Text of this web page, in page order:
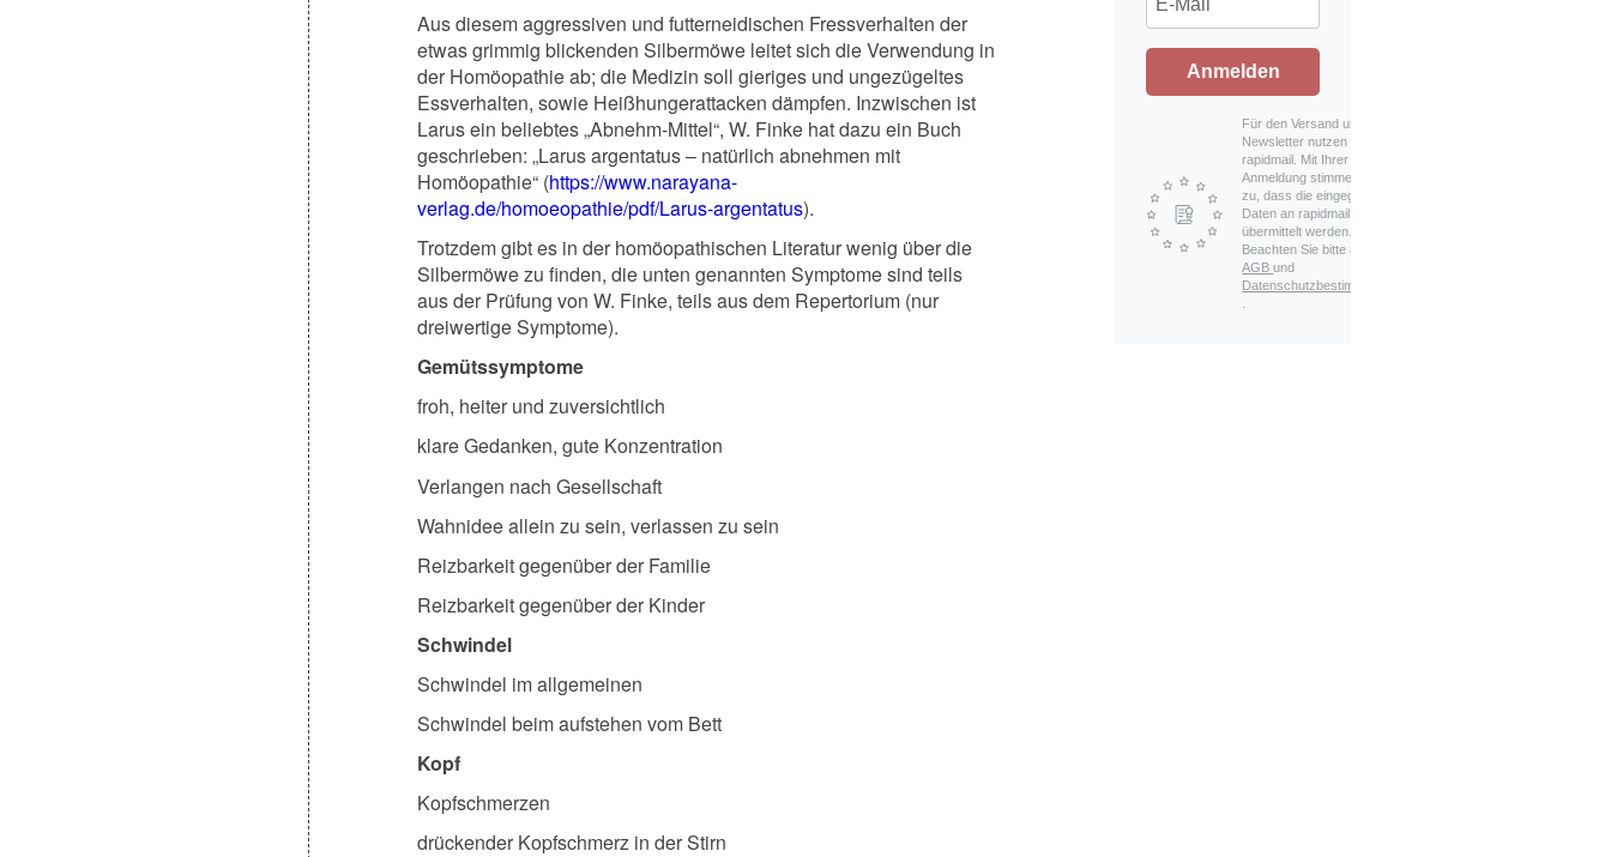
Aus diesem aggressiven und futterneidischen Fressverhalten der
etwas grimmig blickenden Silbermöwe leitet sich die Verwendung in
der Homöopathie ab; die Medizin soll gieriges und ungezügeltes
Essverhalten, sowie Heißhungerattacken dämpfen. Inzwischen ist
Larus ein beliebtes „Abnehm-Mittel“, W. Finke hat dazu ein Buch
geschrieben: „Larus argentatus – natürlich abnehmen mit
Homöopathie“ (https://www.narayana-
verlag.de/homoeopathie/pdf/Larus-argentatus).
Trotzdem gibt es in der homöopathischen Literatur wenig über die
Silbermöwe zu finden, die unten genannten Symptome sind teils
aus der Prüfung von W. Finke, teils aus dem Repertorium (nur
dreiwertige Symptome).
Gemütssymptome
froh, heiter und zuversichtlich
klare Gedanken, gute Konzentration
Verlangen nach Gesellschaft
Wahnidee allein zu sein, verlassen zu sein
Reizbarkeit gegenüber der Familie
Reizbarkeit gegenüber der Kinder
Schwindel
Schwindel im allgemeinen
Schwindel beim aufstehen vom Bett
Kopf
Kopfschmerzen
drückender Kopfschmerz in der Stirn
Anmelden
Für den Versand unserer
Newsletter nutzen wir
rapidmail. Mit Ihrer
Anmeldung stimmen Sie
zu, dass die eingegebenen
Daten an rapidmail
übermittelt werden.
Beachten Sie bitte auch die
AGBund
Datenschutzbestimmungen